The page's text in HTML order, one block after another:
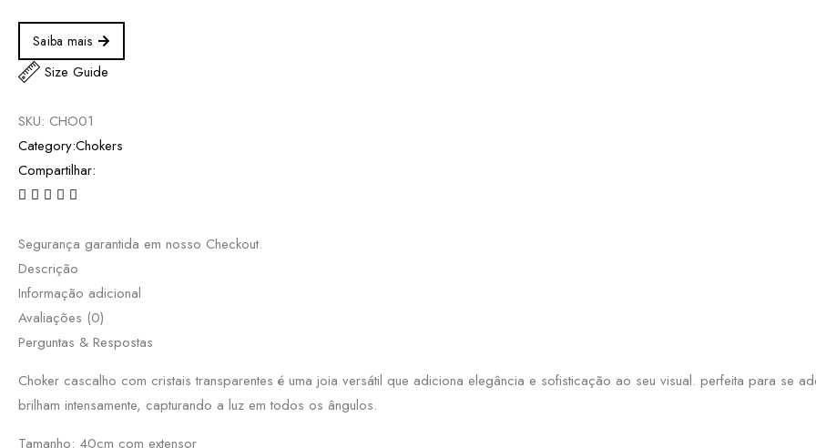
Saiba mais
Size Guide
SKU: CHO01
Category:Chokers
Compartilhar:
Segurança garantida em nosso Checkout.
Descrição
Informação adicional
Avaliações (0)
Perguntas & Respostas
Choker cascalho com cristais transparentes é uma joia versátil que adiciona elegância e sofisticação ao seu visual. perfeita para se
brilham intensamente, capturando a luz em todos os ângulos.
Tamanho: 40cm com extensor